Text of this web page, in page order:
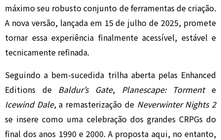
máximo seu robusto conjunto de ferramentas de criação.
A nova versão, lançada em 15 de julho de 2025, promete
tornar essa experiência finalmente acessível, estável e
tecnicamente refinada.
Seguindo a bem-sucedida trilha aberta pelas Enhanced
Editions de Baldur’s Gate, Planescape: Tormente
Icewind Dale, a remasterização de Neverwinter Nights 2
se insere como uma celebração dos grandes CRPGs do
final dos anos 1990 e 2000. A proposta aqui, no entanto,